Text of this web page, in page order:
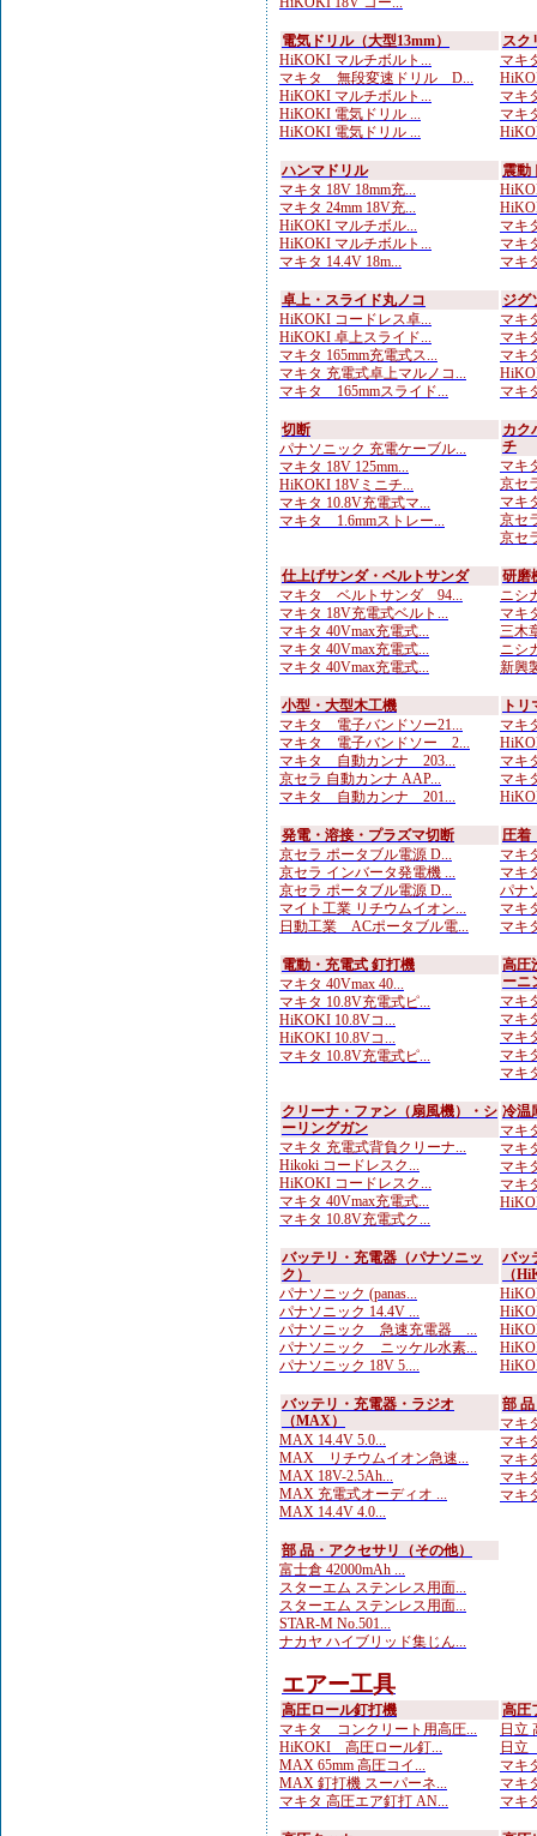
電気ドリル（大型13mm）
HiKOKI マルチボルト...
マキタ 無段変速ドリル D...
HiKOKI マルチボルト...
HiKOKI 電気ドリル ...
HiKOKI 電気ドリル ...
スク
マキ
マキ
マキ
ハンマドリル
マキタ 18V 18mm充...
マキタ 24mm 18V充...
HiKOKI マルチボル...
HiKOKI マルチボルト...
マキタ 14.4V 18m...
震動
マキ
マキ
マキ
卓上・スライド丸ノコ
HiKOKI コードレス卓...
HiKOKI 卓上スライド...
マキタ 165mm充電式ス...
マキタ 充電式卓上マルノコ...
マキタ 165mmスライド...
ジグ
マキ
マキ
マキ
マキ
切断
パナソニック 充電ケーブル...
マキタ 18V 125mm...
HiKOKI 18Vミニチ...
マキタ 10.8V充電式マ...
マキタ 1.6mmストレー...
カク
チ
マキ
京セ
マキ
京セ
京セ
仕上げサンダ・ベルトサンダ
マキタ ベルトサンダ 94...
マキタ 18V充電式ベルト...
マキタ 40Vmax充電式...
マキタ 40Vmax充電式...
マキタ 40Vmax充電式...
研磨
ニシ
マキ
三木
ニシ
新興
小型・大型木工機
マキタ 電子バンドソー21...
マキタ 電子バンドソー 2...
マキタ 自動カンナ 203...
京セラ 自動カンナ AAP...
マキタ 自動カンナ 201...
ト
マキ
マキ
マキ
発電・溶接・プラズマ切断
京セラ ポータブル電源 D...
京セラ インバータ発電機 ...
京セラ ポータブル電源 D...
マイト工業 リチウムイオン...
日動工業 ACポータブル電...
圧着
マキ
マキ
パナ
マキ
マキ
電動・充電式 釘打機
マキタ 40Vmax 40...
マキタ 10.8V充電式ピ...
HiKOKI 10.8Vコ...
HiKOKI 10.8Vコ...
マキタ 10.8V充電式ピ...
高圧
ーニ
マキ
マキ
マキ
マキ
マキ
クリーナ・ファン（扇風機）・シ
ーリングガン
マキタ 充電式背負クリーナ...
Hikoki コードレスク...
HiKOKI コードレスク...
マキタ 40Vmax充電式...
マキタ 10.8V充電式ク...
冷温
マキ
マキ
マキ
マキ
バッテリ・充電器（パナソニッ
ク）
パナソニック (panas...
パナソニック 14.4V ...
パナソニック 急速充電器 ...
パナソニック ニッケル水素...
パナソニック 18V 5....
バッ
（
バッテリ・充電器・ラジオ
（MAX）
MAX 14.4V 5.0...
MAX リチウムイオン急速...
MAX 18V-2.5Ah...
MAX 充電式オーディオ ...
MAX 14.4V 4.0...
部
マキ
マキ
マキ
マキ
マキ
部 品・アクセサリ（その他）
富士倉 42000mAh ...
スターエム ステンレス用面...
スターエム ステンレス用面...
STAR-M No.501...
ナカヤ ハイブリッド集じん...
エアー工具
高圧ロール釘打機
マキタ コンクリート用高圧...
HiKOKI 高圧ロール釘...
MAX 65mm 高圧コイ...
MAX 釘打機 スーパーネ...
マキタ 高圧エア釘打 AN...
高圧
日立
日立
マキ
マキ
マキ